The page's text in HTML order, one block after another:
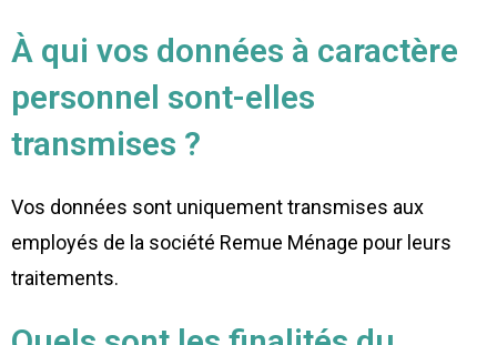
À qui vos données à caractère
personnel sont-elles
transmises ?
Vos données sont uniquement transmises aux
employés de la société Remue Ménage pour leurs
traitements.